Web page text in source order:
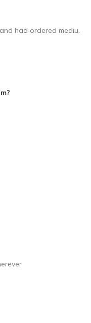
had ordered mediu.